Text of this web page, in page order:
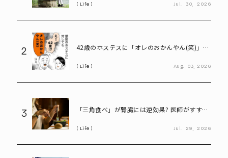
Life Jul. 30, 2026
2
42歳のホステスに「オレのおかんやん(笑)」と
Life Aug. 03, 2026
3
「三角食べ」が腎臓には逆効果? 医師がすすめ
Life Jul. 29, 2026